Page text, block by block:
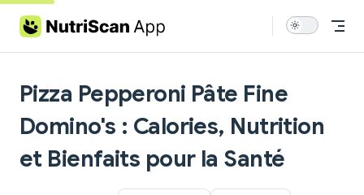
Skip to content
Pizza Pepperoni Pâte Fine
Domino's : Calories, Nutrition
et Bienfaits pour la Santé